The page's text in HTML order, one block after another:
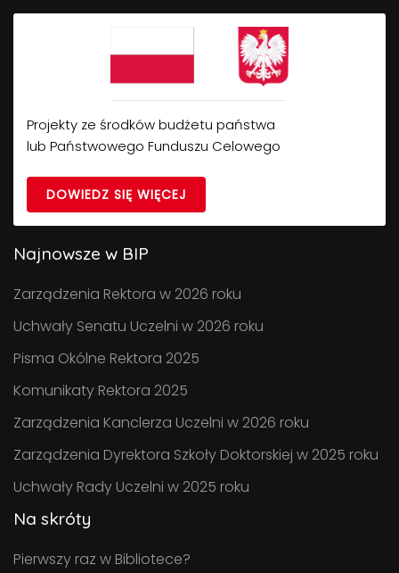
Projekty ze środków budżetu państwa
lub Państwowego Funduszu Celowego
DOWIEDZ SIĘ WIĘCEJ
Najnowsze w BIP
Zarządzenia Rektora w 2026 roku
Uchwały Senatu Uczelni w 2026 roku
Pisma Okólne Rektora 2025
Komunikaty Rektora 2025
Zarządzenia Kanclerza Uczelni w 2026 roku
Zarządzenia Dyrektora Szkoły Doktorskiej w 2025 roku
Uchwały Rady Uczelni w 2025 roku
Na skróty
Pierwszy raz w Bibliotece?